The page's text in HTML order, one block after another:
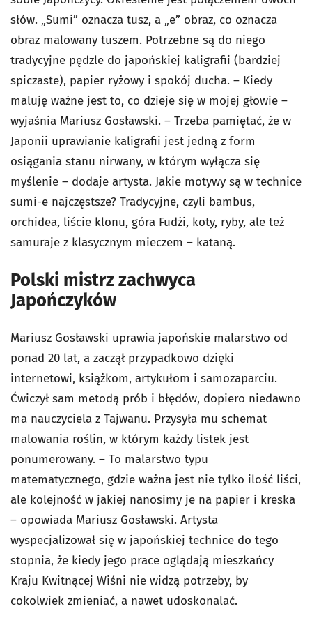
słów. „Sumi” oznacza tusz, a „e” obraz, co oznacza
obraz malowany tuszem. Potrzebne są do niego
tradycyjne pędzle do japońskiej kaligrafii (bardziej
spiczaste), papier ryżowy i spokój ducha. – Kiedy
maluję ważne jest to, co dzieje się w mojej głowie –
wyjaśnia Mariusz Gosławski. – Trzeba pamiętać, że w
Japonii uprawianie kaligrafii jest jedną z form
osiągania stanu nirwany, w którym wyłącza się
myślenie – dodaje artysta. Jakie motywy są w technice
sumi-e najczęstsze? Tradycyjne, czyli bambus,
orchidea, liście klonu, góra Fudżi, koty, ryby, ale też
samuraje z klasycznym mieczem – kataną.
Polski mistrz zachwyca
Japończyków
Mariusz Gosławski uprawia japońskie malarstwo od
ponad 20 lat, a zaczął przypadkowo dzięki
internetowi, książkom, artykułom i samozaparciu.
Ćwiczył sam metodą prób i błędów, dopiero niedawno
ma nauczyciela z Tajwanu. Przysyła mu schemat
malowania roślin, w którym każdy listek jest
ponumerowany. – To malarstwo typu
matematycznego, gdzie ważna jest nie tylko ilość liści,
ale kolejność w jakiej nanosimy je na papier i kreska
– opowiada Mariusz Gosławski. Artysta
wyspecjalizował się w japońskiej technice do tego
stopnia, że kiedy jego prace oglądają mieszkańcy
Kraju Kwitnącej Wiśni nie widzą potrzeby, by
cokolwiek zmieniać, a nawet udoskonalać.